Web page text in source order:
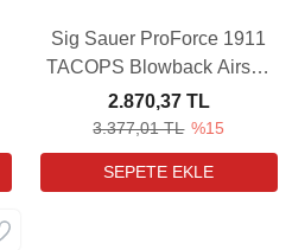
Sig Sauer ProForce 1911
TACOPS Blowback Airsoft
Havalı Tabanca Yedek
Şarjörü
3.377,01 TL %15
2.870,37 TL